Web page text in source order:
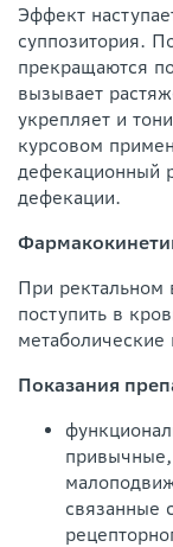
Эффект
суппозитория.
прекращаются
вызывает
укрепляет и
курсовом
дефекационный
дефекации.
При ректальном
поступить в
метаболические
Показания
связанные